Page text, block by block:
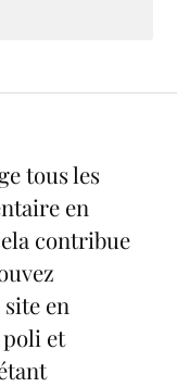
tous les
en
contribue
en
et